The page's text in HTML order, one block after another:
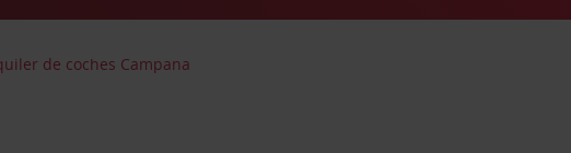
de coches Campana